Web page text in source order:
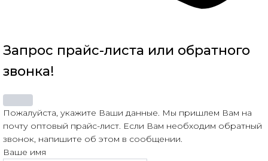
Запрос прайс-листа или обратного
звонка!
Пожалуйста, укажите Ваши данные. Мы пришлем Вам на
почту оптовый прайс-лист. Если Вам необходим обратный
звонок, напишите об этом в сообщении.
Ваше имя